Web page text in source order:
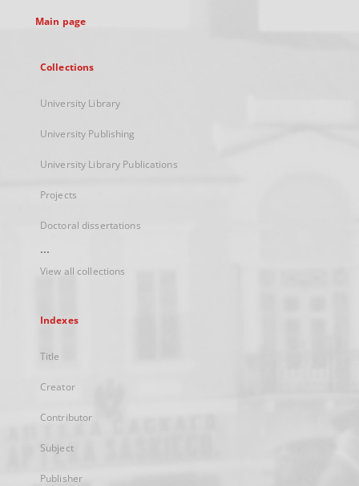
Main page
Collections
University Library
University Publishing
University Library Publications
Projects
Doctoral dissertations
...
View all collections
Indexes
Title
Creator
Contributor
Subject
Publisher